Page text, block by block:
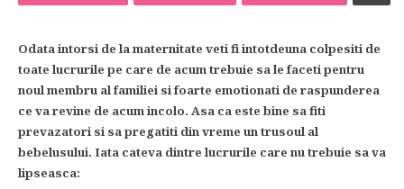
Odata intorsi de la maternitate veti fi intotdeuna colpesiti de
toate lucrurile pe care de acum trebuie sa le faceti pentru
noul membru al familiei si foarte emotionati de raspunderea
ce va revine de acum incolo. Asa ca este bine sa fiti
prevazatori si sa pregatiti din vreme un trusoul al
bebelusului. Iata cateva dintre lucrurile care nu trebuie sa va
lipseasca: